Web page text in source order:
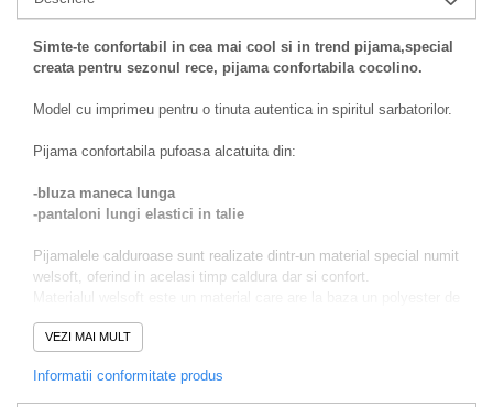
Simte-te confortabil in cea mai cool si in trend pijama,special
creata pentru sezonul rece, pijama confortabila cocolino.
Model cu imprimeu pentru o tinuta autentica in spiritul sarbatorilor.
Pijama confortabila pufoasa alcatuita din:
-bluza maneca lunga
-pantaloni lungi elastici in talie
Pijamalele calduroase sunt realizate dintr-un material special numit
welsoft, oferind in acelasi timp caldura dar si confort.
foarte buna calitate. Pijamaua polar pufoasa si groasa isi mentine
aspectul, moliciunea si forma si dupa nenumarate spalari.
Materialul este moale, placut la atingere.
VEZI MAI MULT
Informatii conformitate produs